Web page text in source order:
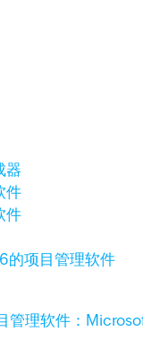
器
件
件
的项目管理软件
管理软件：